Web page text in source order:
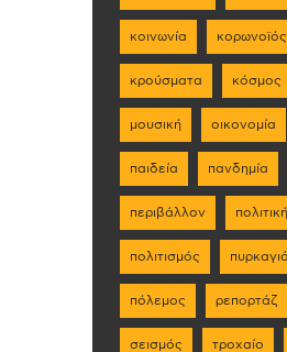
κοινωνία κορωνοϊός
κρούσματα κόσμος
μουσική οικονομία
παιδεία πανδημία
περιβάλλον πολιτική
πολιτισμός πυρκαγιά
πόλεμος ρεπορτάζ
σεισμός τροχαίο